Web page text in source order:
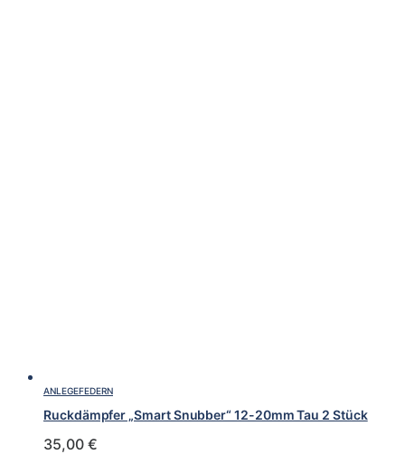
ANLEGEFEDERN
Ruckdämpfer „Smart Snubber“ 12-20mm Tau 2 Stück
35,00 €